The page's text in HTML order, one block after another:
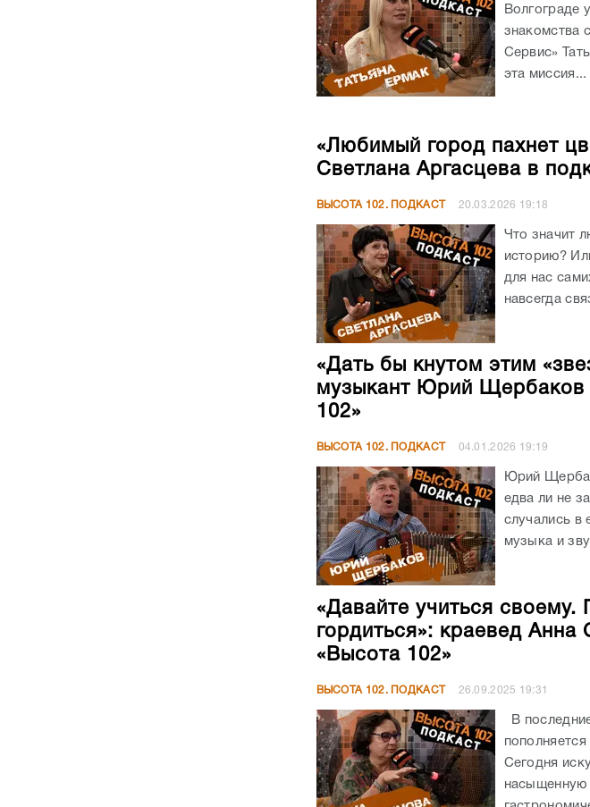
Волгограде
знакомства
Сервис»
эта миссия...
«Любимый город пахнет
Светлана Аргасцева в
ВЫСОТА 102. ПОДКАСТ 20.03.2026 19:18
Что значит
историю?
для нас
навсегда
«Дать бы кнутом этим
музыкант Юрий Щербаков
102»
ВЫСОТА 102. ПОДКАСТ 04.01.2026 19:19
Юрий
едва ли не
случались в
музыка и
«Давайте учиться своему.
гордиться»: краевед
«Высота 102»
ВЫСОТА 102. ПОДКАСТ 26.09.2025 19:31
В
Сегодня
насыщенную